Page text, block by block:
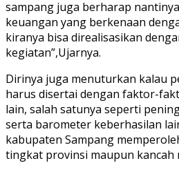
sampang juga berharap
keuangan yang berkenaan
kiranya bisa direalisasikan
kegiatan”,Ujarnya.
Dirinya juga menuturkan kalau
harus disertai dengan faktor-
lain, salah satunya seperti
serta barometer keberhasilan
kabupaten Sampang
tingkat provinsi maupun kancah